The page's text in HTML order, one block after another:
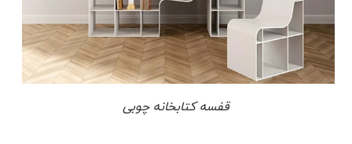
قفسه کتابخانه چوبی